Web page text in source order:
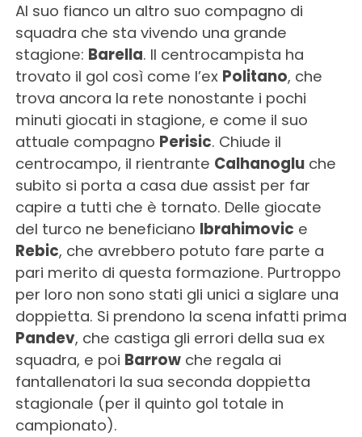
Al suo fianco un altro suo compagno di
squadra che sta vivendo una grande
stagione: Barella. Il centrocampista ha
trovato il gol così come l’ex Politano, che
trova ancora la rete nonostante i pochi
minuti giocati in stagione, e come il suo
attuale compagno Perisic. Chiude il
centrocampo, il rientrante Calhanogluche
subito si porta a casa due assist per far
capire a tutti che è tornato. Delle giocate
del turco ne beneficiano Ibrahimovic e
Rebic, che avrebbero potuto fare parte a
pari merito di questa formazione. Purtroppo
per loro non sono stati gli unici a siglare una
doppietta. Si prendono la scena infatti prima
Pandev, che castiga gli errori della sua ex
squadra, e poi Barrowche regala ai
fantallenatori la sua seconda doppietta
stagionale (per il quinto gol totale in
campionato).